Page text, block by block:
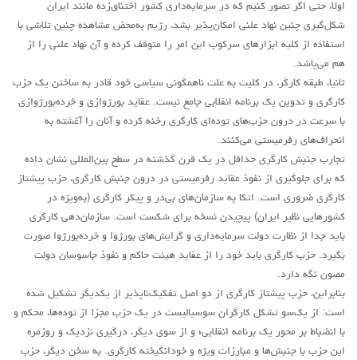
اولا، حتی اگر تصور کنیم که در سرمایه‌داری کشور اختناق‌زده مانند ایران
شکل‌گیری چنین نهاد علنی امکان‌پذیر بشد، رژیم به‌محض مشاهده چنین تلاشی با
استفاده از کلیه ابزارهای سرکوب این امر را متوقف کرده و آن نهاد علنی را از
هم می‌پاشد.
ثانیا، طبقه کارگر، در کلیت به علت ناهمگونی سیاسی خود قادر به ساختن یک حزب
کارگری و تدوین یک برنامه انقلابی جامع نیست. عقاید بورژوازی و خرده‌بورژوازی
با سرعت در درون حزب‌های توده‌ای کارگری رخنه کرده و آنان را آغشته به
انحراف‌های رفرمیستی می‌کنند.
تجارب جنبش کارگری حداقل در یک قرن گذشته در سطح بین‌المللی نشان داده
که برای جلوگیری از نفوذ عقاید رفرمیستی در درون جنبش کارگری، حزب پیشتاز
کارگری ضروری است. اتکا به سازمان‌های بی‌در و پیکر کارگری (به‌ویژه در
کشورهایی نظیر ایران) پیچیدن نسخه برای شکست است. سازمان‌دهی کارگری
باید جدا از نظارت دولت سرمایه‌داری و گرایش‌های بورژوا و خرده‌بورژوا صورت
بگیرد. حزب کارگری باید خود را از عقاید هیئت حاکم و نفوذ جاسوسان دولت
مصون نگه دارد.
بنابراین، حزب پیشتاز کارگری از دو اصل تفکیک‌ناپذیر از یکدیگر تشکیل شده
است: از یک‌سو تشکل کارگران سوسیالیست در یک حزب مجزا از توده‌ها، محکم و
با انضباط بر محور یک برنامه انقلابی؛ و از سوی دیگر، درگیری نزدیک و روزمره
این حزب با جنبش‌ها و مبارزات ویژه و خودانگیخته کارگری. به سخن دیگر، حزب